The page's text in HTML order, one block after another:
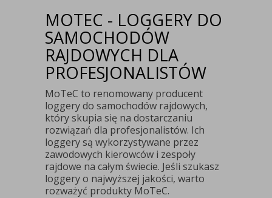
MOTEC - LOGGERY DO
SAMOCHODÓW
RAJDOWYCH DLA
PROFESJONALISTÓW
MoTeC to renomowany producent
loggery do samochodów rajdowych,
który skupia się na dostarczaniu
rozwiązań dla profesjonalistów. Ich
loggery są wykorzystywane przez
zawodowych kierowców i zespoły
rajdowe na całym świecie. Jeśli szukasz
loggery o najwyższej jakości, warto
rozważyć produkty MoTeC.